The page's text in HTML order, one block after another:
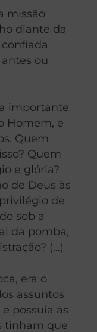
missão
diante da
ou
importante
Homem, e
Quem
Quem
e glória?
de Deus às
de
sob a
da pomba,
(…)
era o
assuntos
possuía as
tinham que